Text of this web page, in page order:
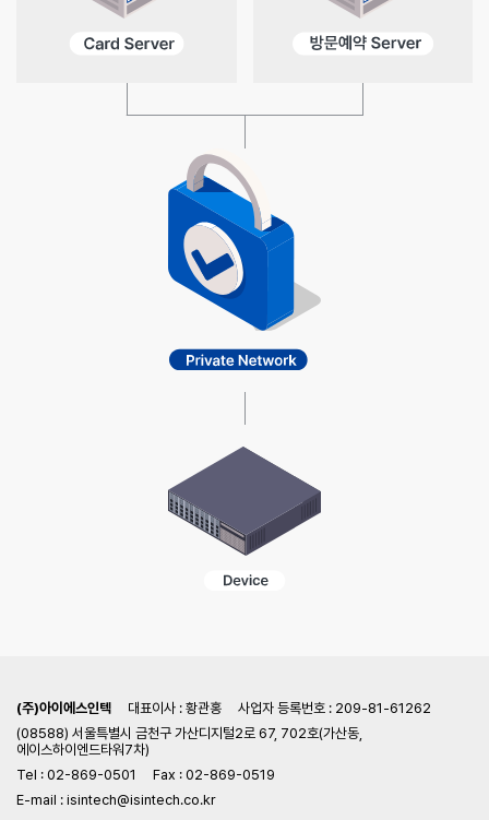
(주)아이에스인텍 대표이사 : 황관홍
사업자 등록번호 : 209-81-61262
(08588) 서울특별시 금천구 가산디지털2로 67, 702호(가산동,
에이스하이엔드타워7차)
Tel : 02-869-0501
Fax : 02-869-0519
E-mail : isintech@isintech.co.kr